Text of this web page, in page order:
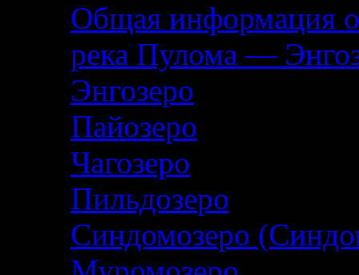
Общая информация
река Пулома —
Энгозеро
Пайозеро
Чагозеро
Пильдозеро
Синдомозеро